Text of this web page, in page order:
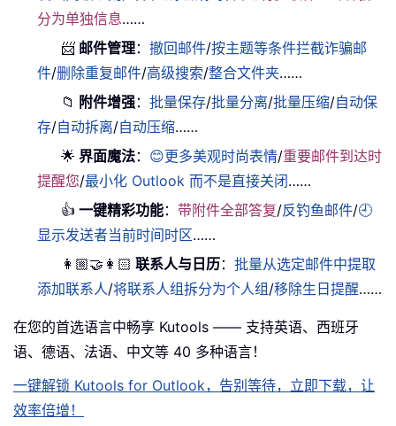
分为单独信息……
📨 邮件管理：撤回邮件/按主题等条件拦截诈骗邮
件/删除重复邮件/高级搜索/整合文件夹……
📁 附件增强：批量保存/批量分离/批量压缩/自动保
存/自动拆离/自动压缩……
🌟 界面魔法： 😊更多美观时尚表情/重要邮件到达时
提醒您/最小化 Outlook 而不是直接关闭……
👍 一键精彩功能：带附件全部答复/反钓鱼邮件/🕘
显示发送者当前时间时区……
👩🏼‍🤝‍👩🏻 联系人与日历：批量从选定邮件中提取
添加联系人/将联系人组拆分为个人组 /移除生日提醒……
在您的首选语言中畅享 Kutools —— 支持英语、西班牙
语、德语、法语、中文等 40 多种语言！
一键解锁 Kutools for Outlook，告别等待，立即下载，让
效率倍增！